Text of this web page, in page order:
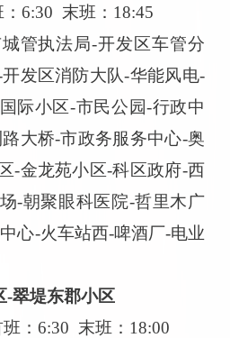
6:30 末班：18:45
管执法局-开发区车管分
发区消防大队-华能风电-
际小区-市民公园-行政中
大桥-市政务服务中心-奥
-金龙苑小区-科区政府-西
-朝聚眼科医院-哲里木广
心-火车站西-啤酒厂-电业
-翠堤东郡小区
： 6:30 末班：18:00